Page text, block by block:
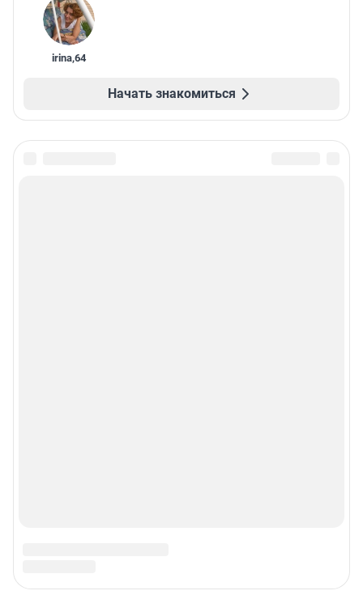
irina,64
Начать знакомиться